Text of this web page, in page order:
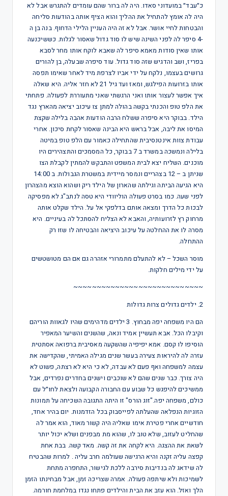
כ״עבד״ במועדוני סאדו. היה לה ברור שהם עומדים להתגרש אבל לא
היה לה אומץ להתחיל את ההליך והוא הציף אותה בהודעות סליחה
והבטחות לחיי אושר. אבל לא זה היה העניין הלילי הדחוף. בנה בן ה
-4 סיפר לה לפני השינה שיש לו סוד גדול שאסור לגלות. כששיכנעה
אותו שאין סודות מאמא סיפר לה שאבא לוקח אותו מחר לסבא
בפריז, ושב והדגיש שזה סוד גדול. עוד סיפרה שבעלה, בן להורים
גרושים בעצמו, נלקח על ידי אביו לצרפת מיד לאחר שאימו תפסה
אותו בזרועות הפילגש, ומאז ועד גיל 21 לא חזר אליה. היא שאלה
איך אפשר לעצור אותו ואני הרגשתי שאני מתעוררת לפעולה. פתחתי
את הלפ טופ והכנתי בקשה בהולה למתן צו עיכוב יציאה מהארץ נגד
הילד. בבוקר היא סיפרה ששלח הרבה הודעות אהבה בלילה שקצת
המיסו את ליבה, אבל בראש היא הבינה שאסור לקחת סיכון. אחרי
עבודת צוות אינטנסיבית שהתחילה כאמור עם הלפ טופ במיטה
בלילה ונמשכה במשרד ב 7 בבוקר, כל המסמכים והתצהירים היו
מוכנים. השליח יצא לבית המשפט והתבקש להמתין לקבלת הצו
שניתן ב – 12 בצהריים ונמסר מיידית במשטרת הגבולות. ב 14:00
היא הגיעה הביתה וגילתה שהארון של הילד ריק ושהוא הוצא מהצהרון
לפני שעה. כמו בסרט פעולה הוליוודי היא טסה לנתב"ג לא מפסיקה
לבכות כל הדרך ומצאה אותם בדלפקי אל על. הילד שקלט אותה
מרחוק רץ לזרועותיה, והאבא לא הצליח להסתכל לה בעיניים. היא
מסרה לו את ההחלטה על עיכוב היציאה והבטיחה לו שזו רק
ההתחלה.
מוסר השכל – לא להתעלם מתמרורי אזהרה גם אם הם מטושטשים
על ידי מילים חלקות.
~~~~~~~~~~~~~~~~~~~~~~~~~~~~
2. ילדים גדולים צרות גדולות
הם היו משפחה יפה מבחוץ. 3 ילדים מדהימים שהיו לגאוות הוריהם
וקיבלו הכל. אבא תעשיין אמיד ונאה, שהשנים והשיער המאפיר
הוסיפו לו קסם. אמא יפיפיה שהשקעה מאסיבית ברפואה אסתטית
עזרה לה להיראות צעירה בעשר שנים מגילה האמיתי, שהקדישה את
עצמה למשפחה ואף פעם לא עבדה, לא כי היא לא רצתה, פשוט לא
היה צורך. כבר שנים שהם לא שוכבים וישנים בחדרים נפרדים, אבל
ממשיכים להיפגש כל שבוע עם החבורה הקבועה ולצאת לחו״ל עם
כולם, משפחה יפה."זוג הורס" זו היתה התגובה השכיחה על תמונות
הזוגיות הנפלאה שהעלתה לפייסבוק בכל הזדמנות. יום בהיר אחד,
חודשיים אחרי פטירת אימו שאליה היה קשור מאוד, הוא אמר לה
שהחליט לעזוב, שלא טוב לו, שהוא מת מבפנים ושלא יכול יותר
לשאת את ההצגה. היא לקחה את זה קשה. מאד קשה. בבת אחת
קפצה עליה זקנה והיא הרגישה שעולמה חרב עליה . למרות שהבטיח
לה שידאג לה בנדיבות סירבה ללכת לגישור, התחפרה מתחת
לשמיכות ולא שיתפה פעולה. אמרה שצריכה זמן, אבל מבחינתו הזמן
הלך ואזל. הוא עזב את הבית והילדים פתחו נגדו במלחמת חורמה.